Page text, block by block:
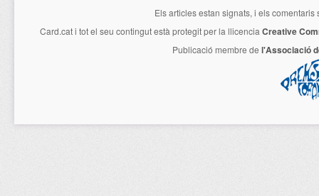
Els articles estan signats, i els
Card.cati tot el seu contingut està protegit per la llicencia Creative
Publicació membre de l'Associació